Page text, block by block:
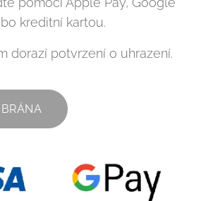
kreditní kartou.
dorazí potvrzení o uhrazení.